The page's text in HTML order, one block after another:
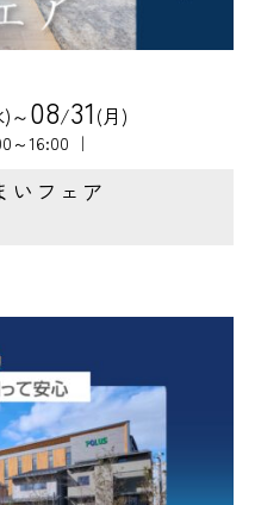
～08/31(月)
～16:00 ｜
いフェア